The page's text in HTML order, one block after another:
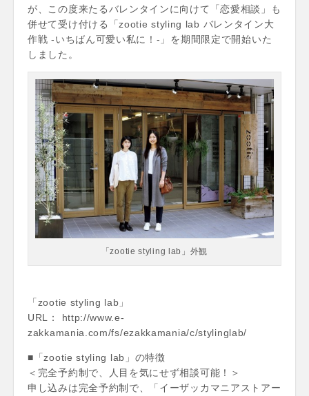
が、この度来たるバレンタインに向けて「恋愛相談」も
併せて受け付ける「zootie styling lab バレンタイン大
作戦 -いちばん可愛い私に！-」を期間限定で開始いた
しました。
「zootie styling lab」外観
「zootie styling lab」
URL： http://www.e-
zakkamania.com/fs/ezakkamania/c/stylinglab/
■「zootie styling lab」の特徴
＜完全予約制で、人目を気にせず相談可能！＞
申し込みは完全予約制で、「イーザッカマニアストアー